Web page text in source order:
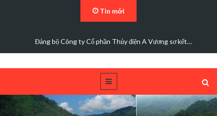
Tin mới
Đảng bộ Công ty Cổ phần Thủy điện A Vương sơ kết…